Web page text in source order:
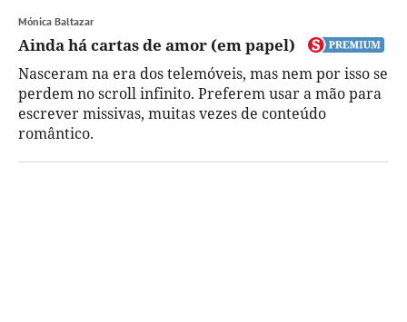
Mónica Baltazar
Ainda há cartas de amor (em papel)
Nasceram na era dos telemóveis, mas nem por isso se
perdem no scroll infinito. Preferem usar a mão para
escrever missivas, muitas vezes de conteúdo
romântico.